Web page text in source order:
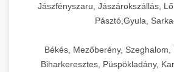
chef-
kereskedelmi konyhai
Jászfényszaru, Jászárokszállás,
Pásztó,Gyula,
Békés, Mezőberény, Szeghalom,
Biharkeresztes, Püspökladány,